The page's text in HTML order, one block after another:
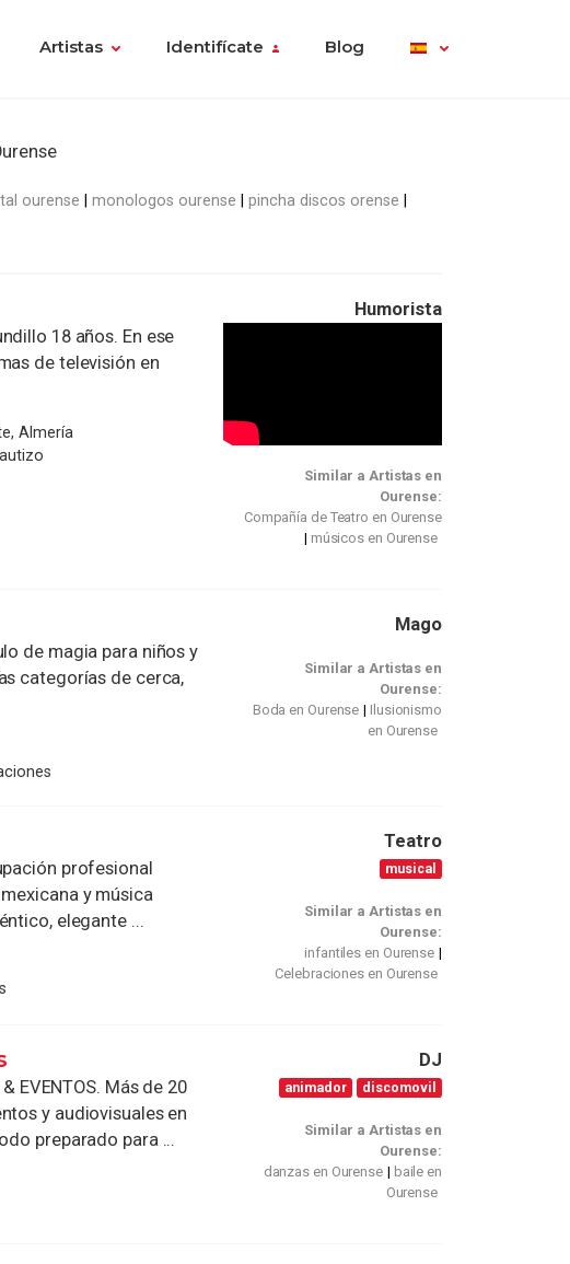
Artistas Identifícate Blog
ourense monologos ourense
pincha discos orense
18 años. En ese
de televisión en
Almería
Humorista
Similar a Artistas en
Ourense:
Compañía de Teatro en Ourense
músicos en Ourense
de magia para niños y
categorías de cerca,
Mago
Similar a Artistas en
Ourense:
Boda en Ourense
Ilusionismo
en Ourense
profesional
y música
elegante ...
Teatro
musical
Similar a Artistas en
Ourense:
infantiles en Ourense
Celebraciones en Ourense
EVENTOS. Más de 20
y audiovisuales en
preparado para ...
DJ
animador discomovil
Similar a Artistas en
Ourense:
danzas en Ourense
baile en
Ourense